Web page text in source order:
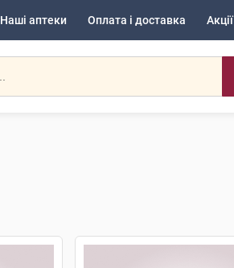
Наші аптеки Оплата і доставка Акції